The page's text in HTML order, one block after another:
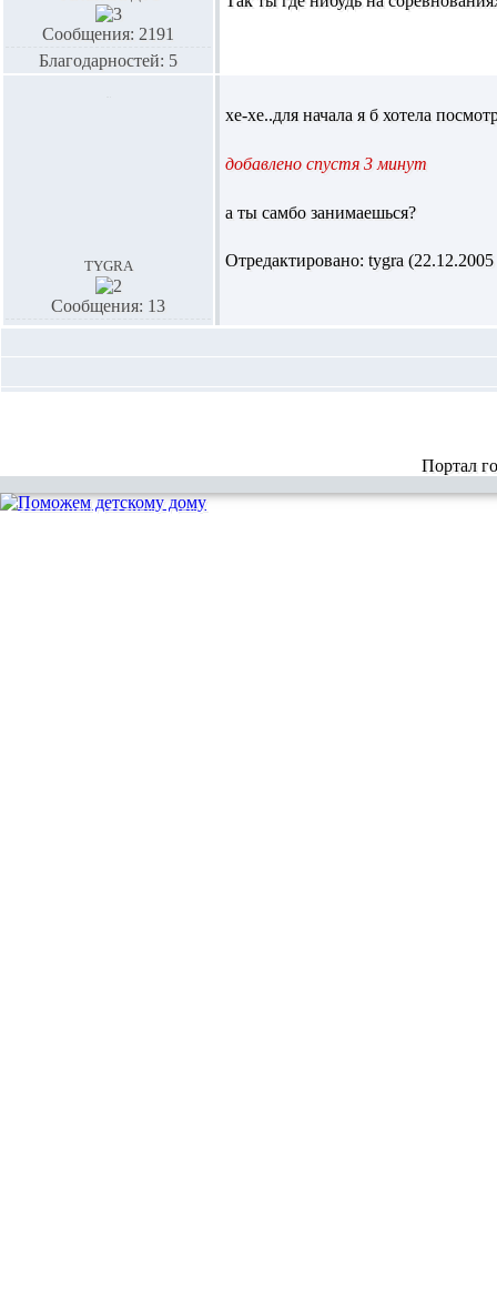
Сообщения: 2191
Благодарностей: 5
tygra
Сообщения: 13
хе-хе..для начала я б хотела
добавлено спустя 3 минут
а ты самбо занимаешься?
Отредактировано: tygra (22.12.2005
Портал